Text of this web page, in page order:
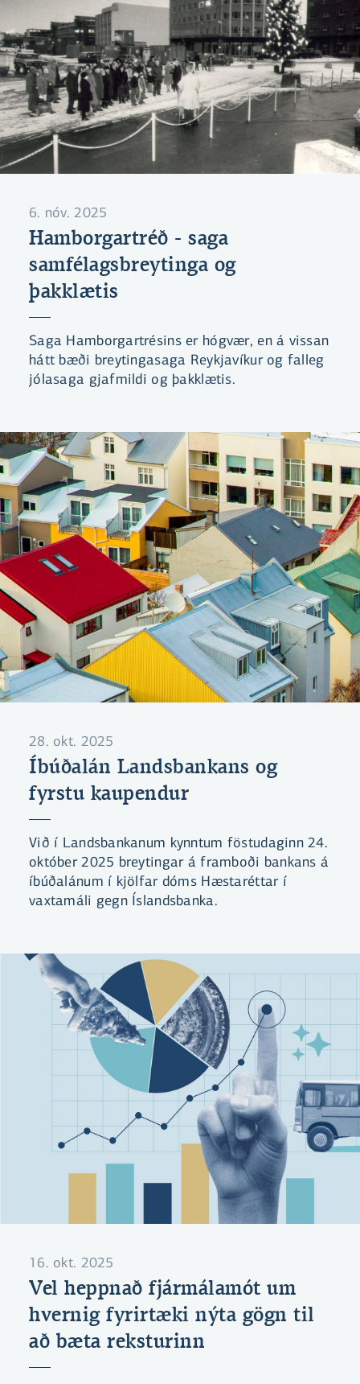
6. nóv. 2025
Hamborgartréð - saga
samfélagsbreytinga og
þakklætis
Saga Hamborgartrésins er hógvær, en á vissan
hátt bæði breytingasaga Reykjavíkur og falleg
jólasaga gjafmildi og þakklætis.
28. okt. 2025
Íbúðalán Landsbankans og
fyrstu kaupendur
Við í Landsbankanum kynntum föstudaginn 24.
október 2025 breytingar á framboði bankans á
íbúðalánum í kjölfar dóms Hæstaréttar í
vaxtamáli gegn Íslandsbanka.
16. okt. 2025
Vel heppnað fjármálamót um
hvernig fyrirtæki nýta gögn til
að bæta reksturinn